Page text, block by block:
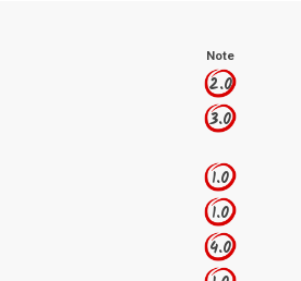
Note
2.0
3.0
1.0
1.0
4.0